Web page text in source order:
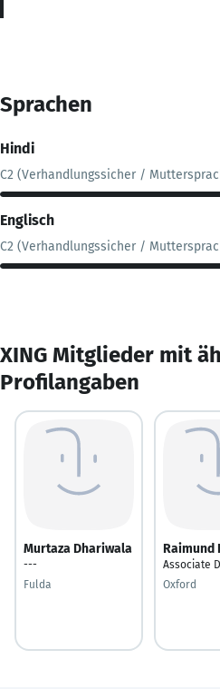
Sprachen
Hindi
C2 (Verhandlungssicher /
Englisch
C2 (Verhandlungssicher /
XING Mitglieder mit
Profilangaben
Murtaza Dhariwala
---
Fulda
Raimund
Associate
Oxford